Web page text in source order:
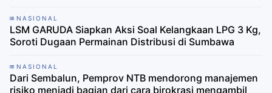
NASIONAL
LSM GARUDA Siapkan Aksi Soal Kelangkaan LPG 3 Kg,
Soroti Dugaan Permainan Distribusi di Sumbawa
NASIONAL
Dari Sembalun, Pemprov NTB mendorong manajemen
risiko menjadi bagian dari cara birokrasi mengambil